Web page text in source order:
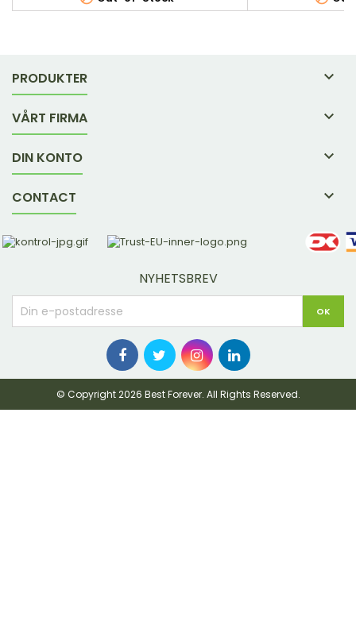
PRODUKTER 
VÅRT FIRMA 
DIN KONTO 
CONTACT 
NYHETSBREV
© Copyright 2026 Best Forever. All Rights Reserved.